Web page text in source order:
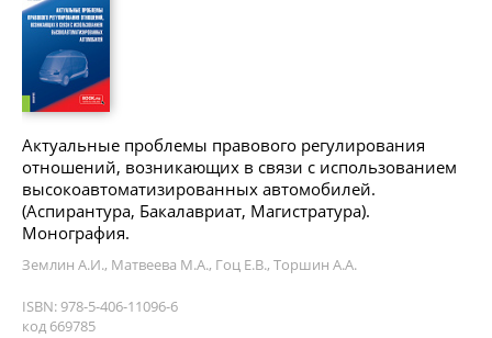
Актуальные проблемы правового регулирования
отношений, возникающих в связи с использованием
высокоавтоматизированных автомобилей.
(Аспирантура, Бакалавриат, Магистратура).
Монография.
Землин А.И., Матвеева М.А., Гоц Е.В., Торшин А.А.
ISBN: 978-5-406-11096-6
код 669785